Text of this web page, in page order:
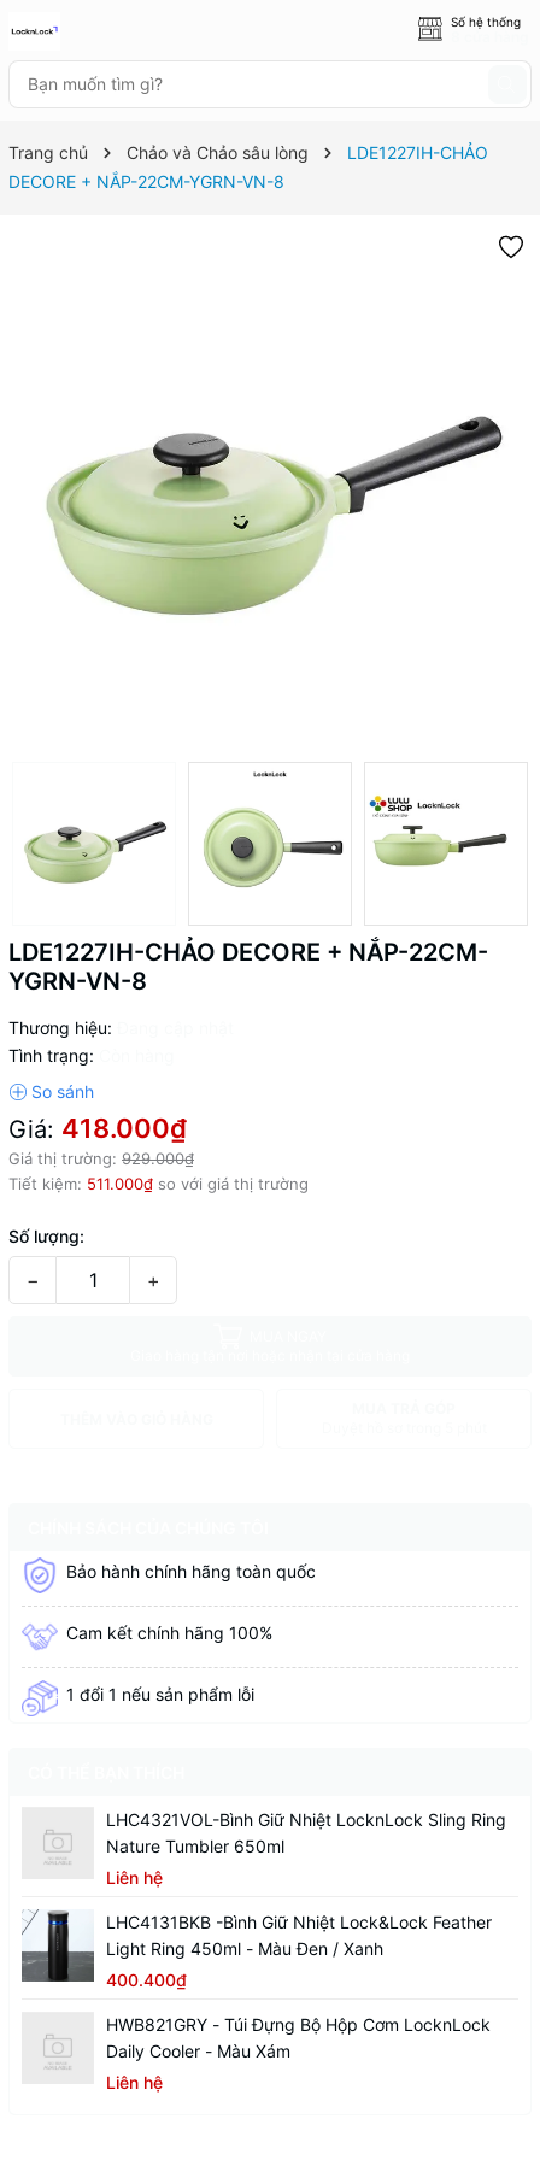
Số hệ thống
Trang chủ Chảo và Chảo sâu lòng
LDE1227IH-CHẢO
DECORE + NẮP-22CM-YGRN-VN-8
LDE1227IH-CHẢO DECORE + NẮP-22CM-
YGRN-VN-8
Thương hiệu:
Tình trạng:
Giá: 418.000₫
Giá thị trường: 929.000₫
Tiết kiệm: 511.000₫ so với giá thị trường
Số lượng:
− +
Bảo hành chính hãng toàn quốc
Cam kết chính hãng 100%
1 đổi 1 nếu sản phẩm lỗi
LHC4321VOL-Bình Giữ Nhiệt LocknLock Sling Ring
Nature Tumbler 650ml
Liên hệ
LHC4131BKB -Bình Giữ Nhiệt Lock&Lock Feather
Light Ring 450ml - Màu Đen / Xanh
400.400₫
HWB821GRY - Túi Đựng Bộ Hộp Cơm LocknLock
Daily Cooler - Màu Xám
Liên hệ